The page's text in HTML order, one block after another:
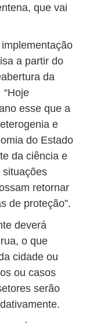
que vai
a partir do
da
esse que a
e
do Estado
da ciência e
situações
retornar
de proteção”.
deverá
o que
cidade ou
ou casos
serão